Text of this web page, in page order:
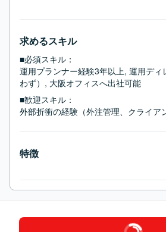
求めるスキル
■必須スキル：
運用プランナー経験3年以上, 運用ディ
わず）, 大阪オフィスへ出社可能
■歓迎スキル：
外部折衝の経験（外注管理、クライア
特徴